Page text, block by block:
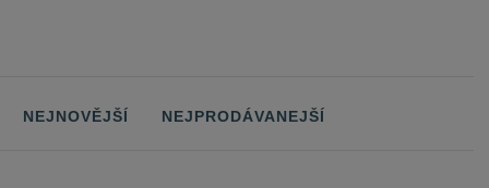
NEJNOVĚJŠÍ NEJPRODÁVANEJŠÍ